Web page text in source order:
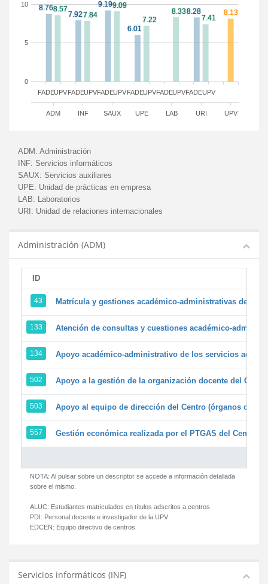
FADE FADE FADE FADE FADE FADE
UPV UPV UPV UPV UPV UPV
ADM INF SAUX UPE LAB URI UPV
0
5
10
ADM: Administración
INF: Servicios informáticos
SAUX: Servicios auxiliares
UPE: Unidad de prácticas en empresa
LAB: Laboratorios
URI: Unidad de relaciones internacionales
Administración (ADM)
ID
43 Matrícula y gestiones académico-administrativas de la
133 Atención de consultas y cuestiones académico-
134 Apoyo académico-administrativo de los servicios
502 Apoyo a la gestión de la organización docente del
503 Apoyo al equipo de dirección del Centro (órganos
557 Gestión económica realizada por el PTGAS del Centro
NOTA: Al pulsar sobre un descriptor se accede a información detallada
sobre el mismo.
ALUC: Estudiantes matriculados en títulos adscritos a centros
PDI: Personal docente e investigador de la UPV
EDCEN: Equipo directivo de centros
Servicios informáticos (INF)